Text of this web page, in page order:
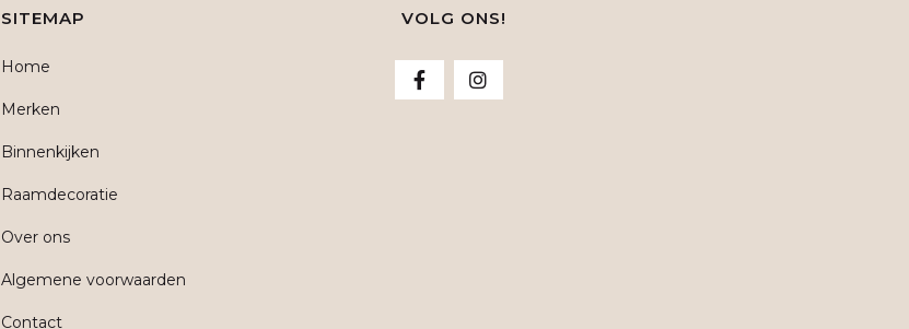
SITEMAP
Home
Merken
Binnenkijken
Raamdecoratie
Over ons
Algemene voorwaarden
Contact
VOLG ONS!